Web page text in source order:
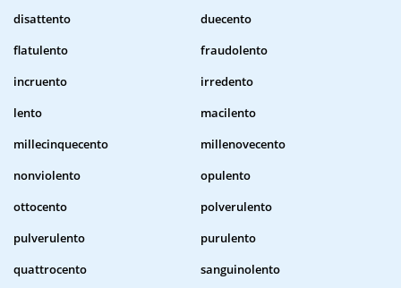
disattento
duecento
flatulento
fraudolento
incruento
irredento
lento
macilento
millecinquecento
millenovecento
nonviolento
opulento
ottocento
polverulento
pulverulento
purulento
quattrocento
sanguinolento